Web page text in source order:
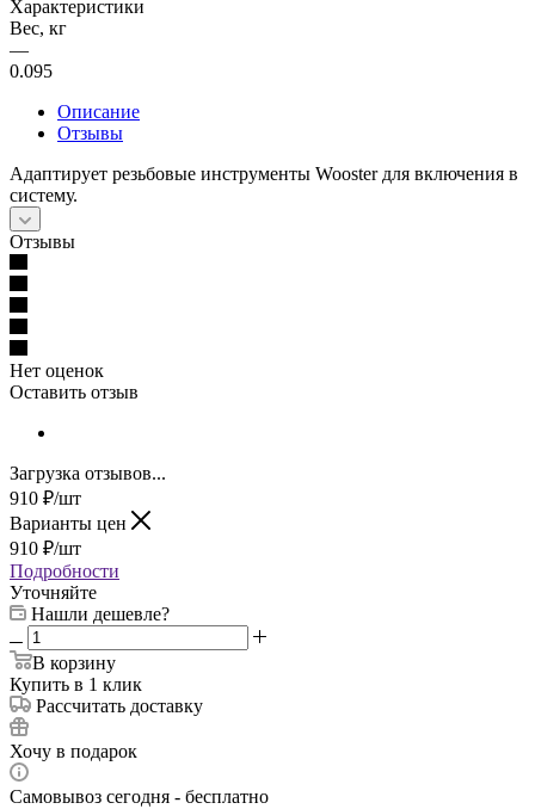
Характеристики
Вес, кг
—
0.095
Описание
Отзывы
Адаптирует резьбовые инструменты Wooster для включения в
систему.
Отзывы
Нет оценок
Оставить отзыв
Загрузка отзывов...
910 ₽/шт
Варианты цен
910 ₽/шт
Подробности
Уточняйте
Нашли дешевле?
В корзину
Купить в 1 клик
Рассчитать доставку
Хочу в подарок
Самовывоз сегодня - бесплатно